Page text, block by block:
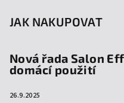
JAK NAKUPOVAT
Nová řada Salon
domácí použití
26.9.2025